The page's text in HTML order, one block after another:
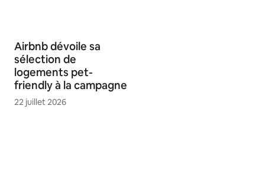
Airbnb dévoile sa
sélection de
logements pet-
friendly à la campagne
22 juillet 2026